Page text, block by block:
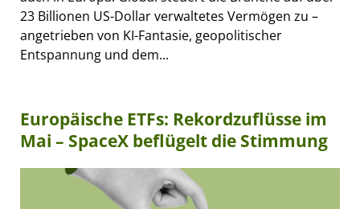
23 Billionen US-Dollar verwaltetes Vermögen zu –
angetrieben von KI-Fantasie, geopolitischer
Entspannung und dem...
Europäische ETFs: Rekordzuflüsse im
Mai – SpaceX beflügelt die Stimmung